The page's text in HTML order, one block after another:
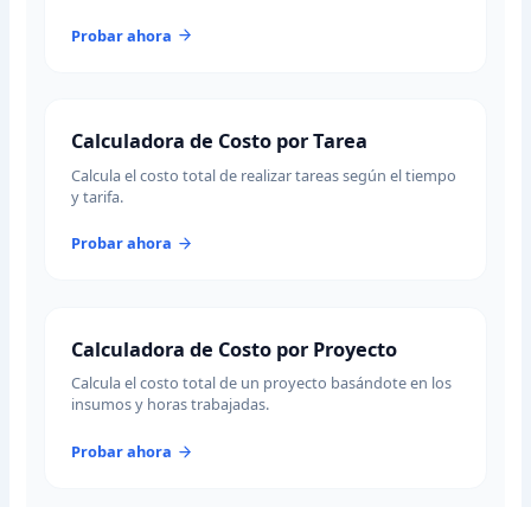
Probar ahora
Calculadora de Costo por Tarea
Calcula el costo total de realizar tareas según el tiempo
y tarifa.
Probar ahora
Calculadora de Costo por Proyecto
Calcula el costo total de un proyecto basándote en los
insumos y horas trabajadas.
Probar ahora